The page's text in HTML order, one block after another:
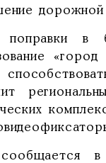
дорожной
поправки в
в